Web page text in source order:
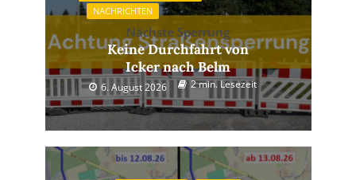
NACHRICHTEN
Nächste Sperrung
Keine Durchfahrt von
Icker nach Belm
6. August 2026 2 min. Lesezeit